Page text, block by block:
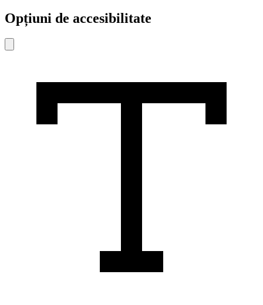
Opțiuni de accesibilitate